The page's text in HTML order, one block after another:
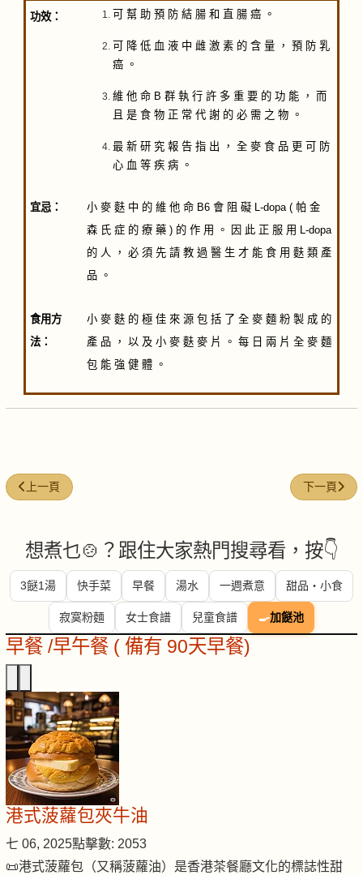
功效： 可 幫 助 預 防 結 腸 和 直 腸 癌 。
可 降 低 血 液 中 雌 激 素 的 含 量 ， 預 防 乳
癌 。
維 他 命 B 群 執 行 許 多 重 要 的 功 能 ， 而
且 是 食 物 正 常 代 謝 的 必 需 之 物 。
最 新 研 究 報 告 指 出 ， 全 麥 食 品 更 可 防
心 血 等 疾 病 。
宜忌：
小 麥 麩 中 的 維 他 命 B6 會 阻 礙 L-dopa ( 帕 金
森 氏 症 的 療 藥 ) 的 作 用 。 因 此 正 服 用 L-dopa
的 人 ， 必 須 先 請 教 過 醫 生 才 能 食 用 麩 類 產
品 。
食用方
法：
小 麥 麩 的 極 佳 來 源 包 括 了 全 麥 麵 粉 製 成 的
產 品 ， 以 及 小 麥 麩 麥 片 。 每 日 兩 片 全 麥 麵
包 能 強 健 體 。
上一篇文章: 酸乳酪(Yogurt)
上一頁 下一篇文
下一頁
想煮乜🍲？跟住大家熱門搜尋看，按👇
3餸1湯 快手菜 早餐 湯水 一週煮意 甜品・小食
寂寞粉麵 女士食譜 兒童食譜 🍳加餸池
早餐 /早午餐 ( 備有 90天早餐)
港式菠蘿包夾牛油
七 06, 2025點擊數: 2053
📜港式菠蘿包（又稱菠蘿油）是香港茶餐廳文化的標誌性甜